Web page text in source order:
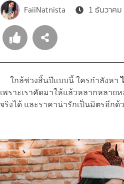
FaiiNatnista 1 ธันวาค
ใกล้ช่วงสิ้นปีแบบนี้ ใครกำลังหา
เพราะเราคัดมาให้แล้วหลากหลา
จริงได้ และราคาน่ารักเป็นมิตรอีก